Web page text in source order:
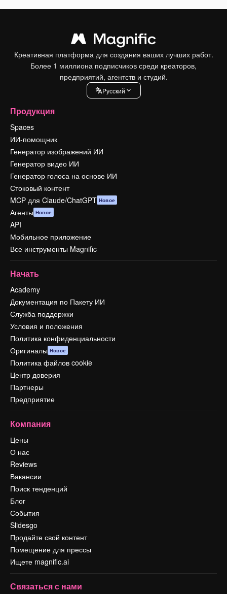
Креативная платформа для создания ваших лучших работ.
Более 1 миллиона подписчиков среди креаторов,
предприятий, агентств и студий.
Pусский
Продукция
Spaces
ИИ-помощник
Генератор изображений ИИ
Генератор видео ИИ
Генератор голоса на основе ИИ
Стоковый контент
MCP для Claude/ChatGPT Новое
Агенты Новое
API
Мобильное приложение
Все инструменты Magnific
Начать
Academy
Документация по Пакету ИИ
Служба поддержки
Условия и положения
Политика конфиденциальности
Оригиналы Новое
Политика файлов cookie
Центр доверия
Партнеры
Предприятие
Компания
Цены
О нас
Reviews
Вакансии
Поиск тенденций
Блог
События
Slidesgo
Продайте свой контент
Помещение для прессы
Ищете magnific.ai
Связаться с нами